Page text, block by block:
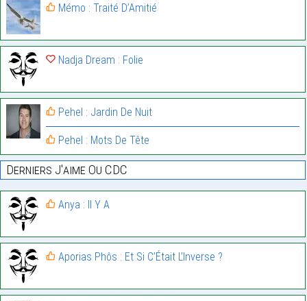
Mémo : Traité D’Amitié
Nadja Dream : Folie
Pehel : Jardin De Nuit
Pehel : Mots De Tête
Derniers J'aime Ou CDC
Anya : Il Y A
Aporias Phôs : Et Si C’Était L’Inverse ?